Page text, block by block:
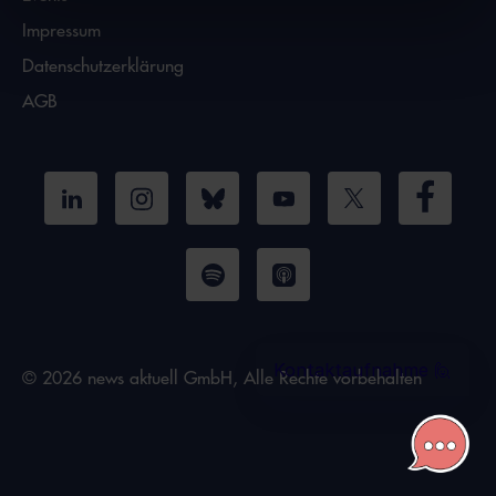
Impressum
Datenschutzerklärung
AGB
© 2026 news aktuell GmbH, Alle Rechte vorbehalten